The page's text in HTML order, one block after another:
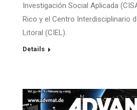
Investigación Social Aplicada
Rico y el Centro Interdisciplinario
Litoral (CIEL).
Details